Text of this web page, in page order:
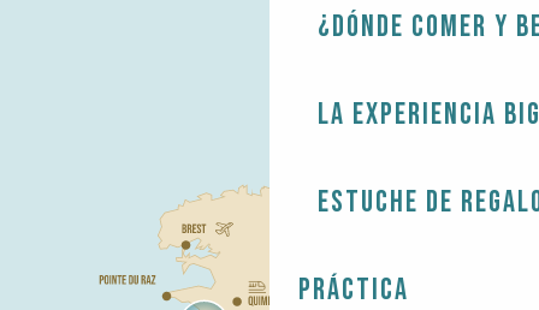
¿Dónde comer y
La experiencia
Estuche de
Práctica